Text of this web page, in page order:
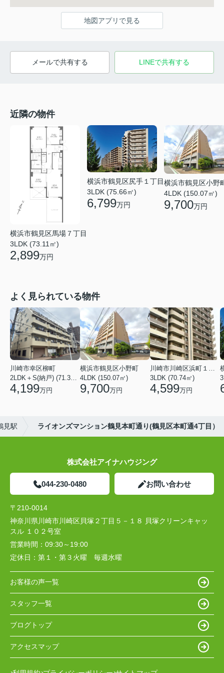
地図アプリで見る
メールで共有する LINEで共有する
近隣の物件
横浜市鶴見区馬場７丁目
3LDK (73.11㎡)
2,899万円
横浜市鶴見区尻手１丁目
3LDK (75.66㎡)
6,799万円
横浜市鶴見区小野
4LDK (150.07㎡)
9,700万円
よく見られている物件
川崎市幸区柳町
4,199万円
横浜市鶴見区小野町
4LDK (150.07㎡)
9,700万円
3LDK (70.74㎡)
4,599万円
見駅 ライオンズマンション鶴見本町通り(鶴見区本町通4丁目）
株式会社アイナハウジング
044-230-0480 お問い合わせ
〒210-0014
神奈川県川崎市川崎区貝塚２丁目５－１８ 貝塚クリーンキャッ
スル １０２号室
営業時間： 09:30～19:00
定休日： 第１・第３火曜 毎週水曜
お客様の声一覧
スタッフ一覧
ブログトップ
アクセスマップ